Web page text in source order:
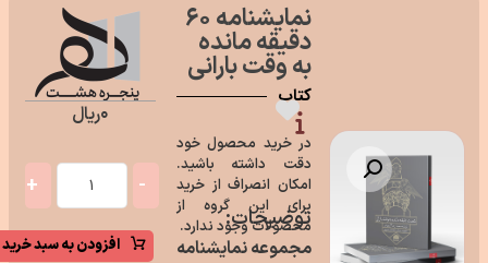
نمایشنامه ۶۰
دقیقه مانده
به وقت بارانی
کتاب
در خرید محصول خود
دقت داشته باشید.
امکان انصراف از خرید
برای این گروه از
محصولات وجود ندارد.
توضیحات:
مجموعه نمایشنامه
۰ریال
-
+
افزودن به سبد خرید